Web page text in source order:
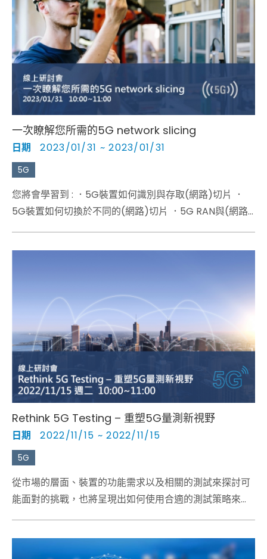
一次瞭解您所需的5G network slicing
日期 2023/01/31 ~ 2023/01/31
5G
您將會學習到 : ．5G裝置如何識別與存取(網路)切片 ．
5G裝置如何切換於不同的(網路)切片 ．5G RAN與(網路)
Rethink 5G Testing – 重塑5G量測新視野
日期 2022/11/15 ~ 2022/11/15
5G
從市場的層面、裝置的功能需求以及相關的測試來探討可
能面對的挑戰，也將呈現出如何使用合適的測試策略來最